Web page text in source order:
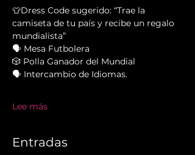
👕Dress Code sugerido: “Trae la
camiseta de tu país y recibe un regalo
mundialista”
🗣️ Mesa Futbolera
🎲 Polla Ganador del Mundial
🗣 Intercambio de Idiomas.
Lee más
Entradas